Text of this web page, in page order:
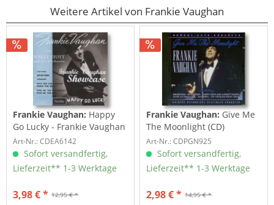
Weitere Artikel von Frankie Vaughan
Frankie Vaughan: Happy
Go Lucky - Frankie Vaughan
Showcase
Art-Nr.: CDEA6142
Sofort versandfertig,
Lieferzeit** 1-3 Werktage
12,95 € *
3,98 € *
Frankie Vaughan: Give Me
The Moonlight (CD)
Art-Nr.: CDPGN925
Sofort versandfertig,
Lieferzeit** 1-3 Werktage
14,95 € *
2,98 € *